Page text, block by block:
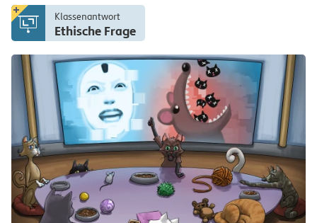
Klassenantwort
Ethische Frage